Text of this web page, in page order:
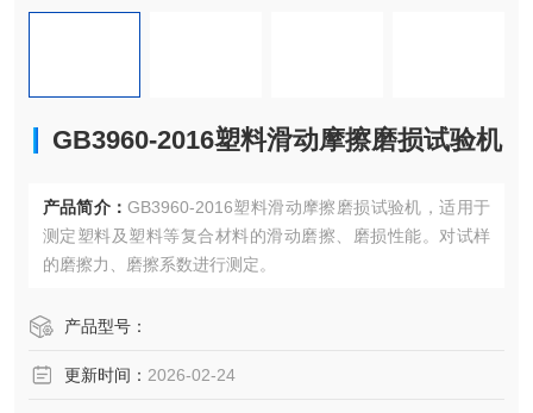
GB3960-2016塑料滑动摩擦磨损试验机
产品简介： GB3960-2016塑料滑动摩擦磨损试验机，适用于
测定塑料及塑料等复合材料的滑动磨擦、磨损性能。对试样
的磨擦力、磨擦系数进行测定。
产品型号：
更新时间： 2026-02-24